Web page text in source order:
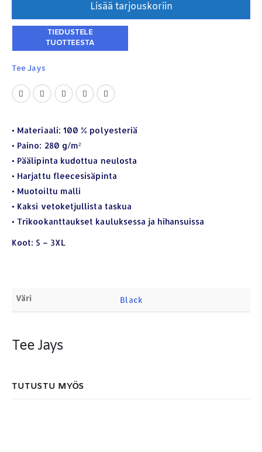
Lisää tarjouskoriin
Tee Jays
• Materiaali: 100 % polyesteriä
• Paino: 280 g/m²
• Päälipinta kudottua neulosta
• Harjattu fleecesisäpinta
• Muotoiltu malli
• Kaksi vetoketjullista taskua
• Trikookanttaukset kauluksessa ja hihansuissa
Koot: S – 3XL
Väri Black
Tee Jays
TUTUSTU MYÖS
YHTEYSTIEDOT
Puhelin: 040-7549431
Sähköposti: royal.yrityslahjat@gmail.com
ETSI TUOTTEITA
Products
search